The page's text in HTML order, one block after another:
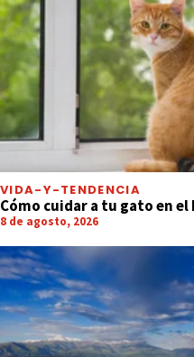
VIDA-Y-TENDENCIA
Cómo cuidar a tu gato en
8 de agosto, 2026